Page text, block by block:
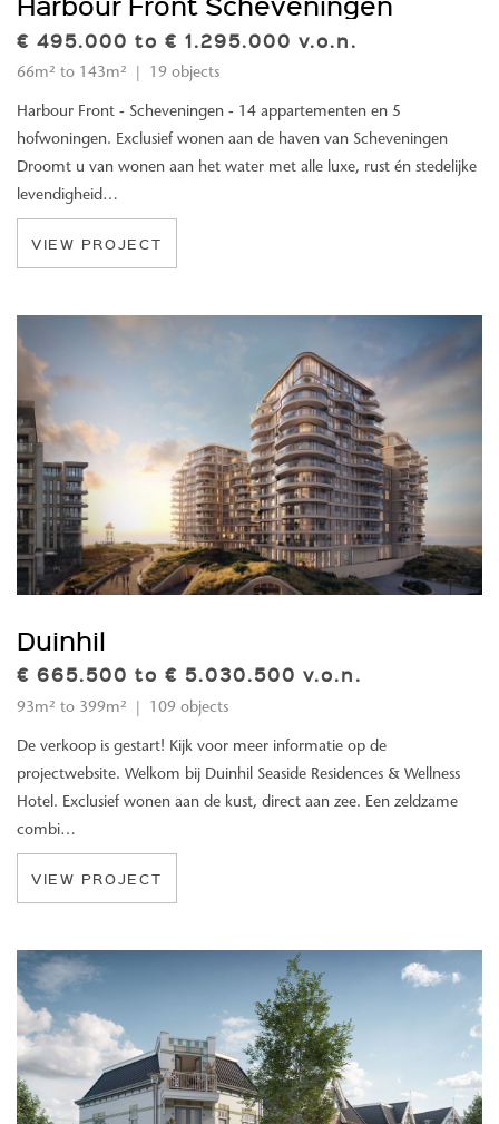
€ 495.000 to € 1.295.000 v.o.n.
66m² to 143m² | 19 objects
Harbour Front - Scheveningen - 14 appartementen en 5
hofwoningen. Exclusief wonen aan de haven van Scheveningen
Droomt u van wonen aan het water met alle luxe, rust én stedelijke
levendigheid…
VIEW PROJECT
Duinhil
€ 665.500 to € 5.030.500 v.o.n.
93m² to 399m² | 109 objects
De verkoop is gestart! Kijk voor meer informatie op de
projectwebsite. Welkom bij Duinhil Seaside Residences & Wellness
Hotel. Exclusief wonen aan de kust, direct aan zee. Een zeldzame
combi…
VIEW PROJECT